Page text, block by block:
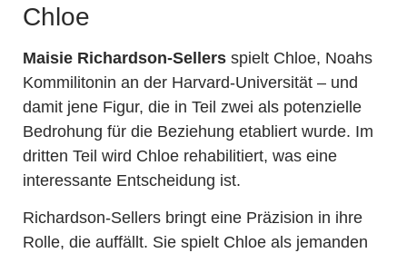
Chloe
Maisie Richardson-Sellers spielt Chloe, Noahs
Kommilitonin an der Harvard-Universität – und
damit jene Figur, die in Teil zwei als potenzielle
Bedrohung für die Beziehung etabliert wurde. Im
dritten Teil wird Chloe rehabilitiert, was eine
interessante Entscheidung ist.
Richardson-Sellers bringt eine Präzision in ihre
Rolle, die auffällt. Sie spielt Chloe als jemanden